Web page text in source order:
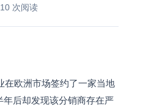
次阅读
在欧洲市场签约了一家当地
后却发现该分销商存在严